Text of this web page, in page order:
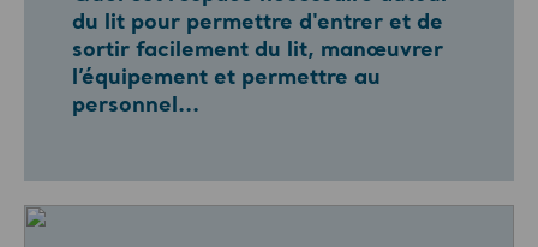
du lit pour permettre d'entrer et de
sortir facilement du lit, manœuvrer
l’équipement et permettre au
personnel...